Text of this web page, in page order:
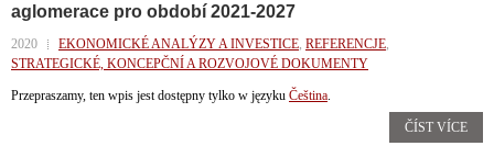
aglomerace pro období 2021-2027
2020 EKONOMICKÉ ANALÝZY A INVESTICE, REFERENCJE,
STRATEGICKÉ, KONCEPČNÍ A ROZVOJOVÉ DOKUMENTY
Przepraszamy, ten wpis jest dostępny tylko w języku Čeština.
ČÍST VÍCE